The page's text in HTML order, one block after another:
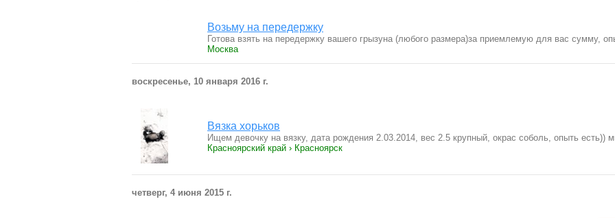
Возьму на передержку
Готова взять на передержку вашего грызуна (любого размера)за приемлемую для вас сумму,
Москва
воскресенье, 10 января 2016 г.
Вязка хорьков
Ищем девочку на вязку, дата рождения 2.03.2014, вес 2.5 крупный, окрас соболь, опыть есть))
Красноярский край › Красноярск
четверг, 4 июня 2015 г.